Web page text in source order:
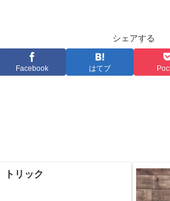
シェアする
Facebook はてブ
トリック